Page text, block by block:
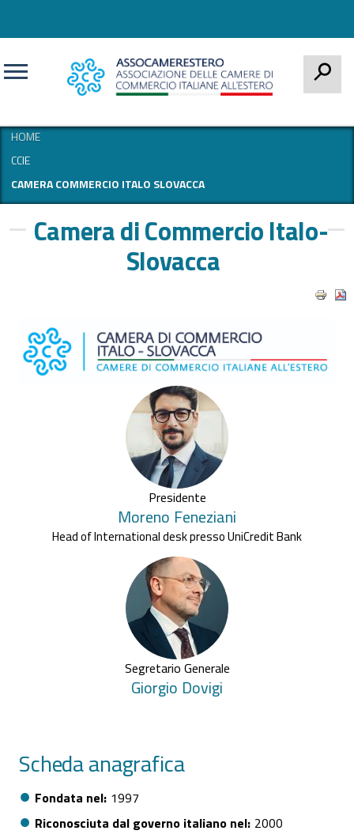
HOME
CCIE
CAMERA COMMERCIO ITALO SLOVACCA
Camera di Commercio Italo-
Slovacca
Presidente
Moreno Feneziani
Head of International desk presso UniCredit Bank
Segretario Generale
Giorgio Dovigi
Scheda anagrafica
Fondata nel 1997
Riconosciuta dal governo italiano nel 2000